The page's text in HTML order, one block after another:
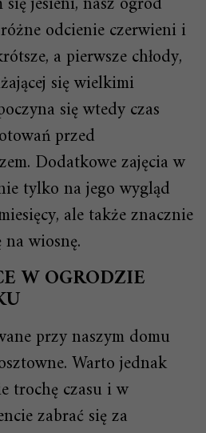
odcienie czerwieni i
a pierwsze chłody,
się wielkimi
się wtedy czas
przed
Dodatkowe zajęcia w
tylko na jego wygląd
ale także znacznie
wiosnę.
W OGRODZIE
przy naszym domu
Warto jednak
trochę czasu i w
zabrać się za